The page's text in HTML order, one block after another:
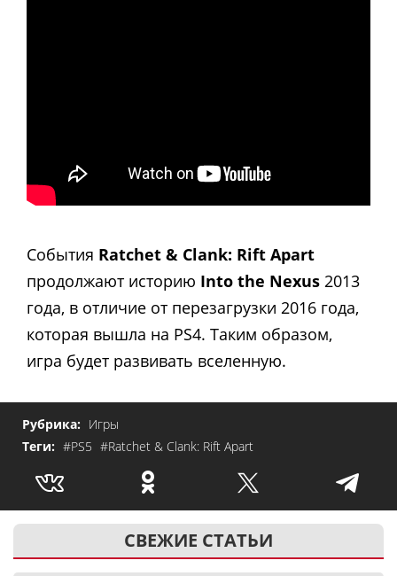
События Ratchet & Clank: Rift Apart
продолжают историю Into the Nexus 2013
года, в отличие от перезагрузки 2016 года,
которая вышла на PS4. Таким образом,
игра будет развивать вселенную.
Рубрика: Игры
Теги: #PS5 #Ratchet & Clank: Rift Apart
СВЕЖИЕ СТАТЬИ